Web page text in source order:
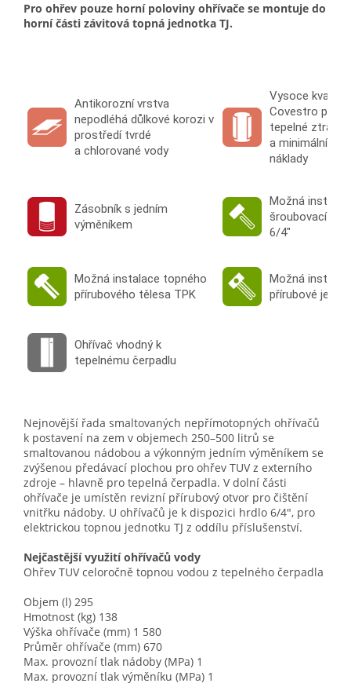
Pro ohřev pouze horní poloviny ohřívače se montuje do
horní části závitová topná jednotka TJ.
Antikorozní vrstva
nepodléhá důlkové korozi v
prostředí tvrdé
a chlorované vody
Vysoce kvalitní
Covestro pro
tepelné ztráty
a minimální
náklady
Zásobník s jedním
výměníkem
Možná
šroubovací
6/4"
Možná instalace topného
přírubového tělesa TPK
Možná
přírubové
Ohřívač vhodný k
tepelnému čerpadlu
Nejnovější řada smaltovaných nepřímotopných ohřívačů
k postavení na zem v objemech 250–500 litrů se
smaltovanou nádobou a výkonným jedním výměníkem se
zvýšenou předávací plochou pro ohřev TUV z externího
zdroje – hlavně pro tepelná čerpadla. V dolní části
ohřívače je umístěn revizní přírubový otvor pro čištění
vnitřku nádoby. U ohřívačů je k dispozici hrdlo 6/4", pro
elektrickou topnou jednotku TJ z oddílu příslušenství.
Nejčastější využití ohřívačů vody
Ohřev TUV celoročně topnou vodou z tepelného čerpadla
Objem (l) 295
Hmotnost (kg) 138
Výška ohřívače (mm) 1 580
Průměr ohřívače (mm) 670
Max. provozní tlak nádoby (MPa) 1
Max. provozní tlak výměníku (MPa) 1